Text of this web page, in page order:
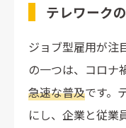
テレワーク
ジョブ型雇用が注
の一つは、コロナ
急速な普及です。
にし、企業と従業